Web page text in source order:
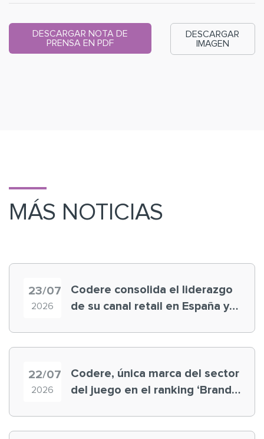
DESCARGAR NOTA DE
PRENSA EN PDF
DESCARGAR
IMAGEN
MÁS NOTICIAS
23/07
2026
Codere consolida el liderazgo
de su canal retail en España y
22/07
2026
Codere, única marca del sector
del juego en el ranking ‘Brand